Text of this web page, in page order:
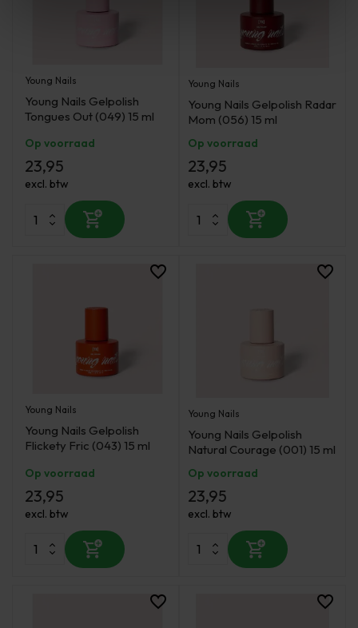
Young Nails
Young Nails Gelpolish
Tongues Out (049) 15 ml
Op voorraad
23,95
excl. btw
Young Nails
Young Nails Gelpolish Radar
Mom (056) 15 ml
Op voorraad
23,95
excl. btw
Young Nails
Young Nails Gelpolish
Flickety Fric (043) 15 ml
Op voorraad
23,95
excl. btw
Young Nails
Young Nails Gelpolish
Natural Courage (001) 15 ml
Op voorraad
23,95
excl. btw